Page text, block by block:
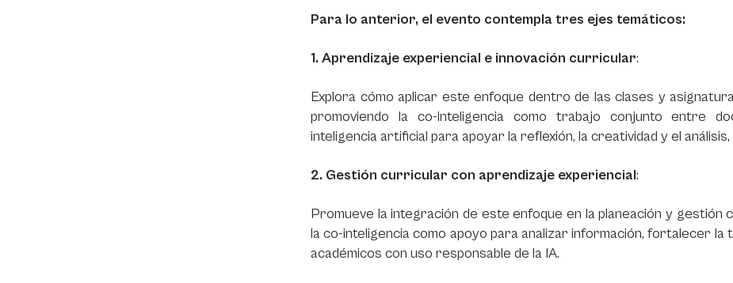
Para lo anterior, el evento contempla tres ejes temáticos:
1. Aprendizaje experiencial e innovación curricular:
Explora cómo aplicar este enfoque dentro de las clases y
promoviendo la co-inteligencia como trabajo conjunto entre
inteligencia artificial para apoyar la reflexión, la creatividad y el
2. Gestión curricular con aprendizaje experiencial:
Promueve la integración de este enfoque en la planeación y gestión
la co-inteligencia como apoyo para analizar información, fortalecer
académicos con uso responsable de la IA.